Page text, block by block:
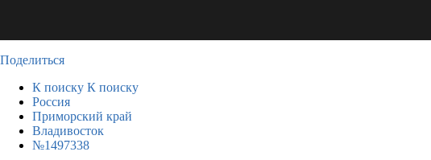
Поделиться
К поиску К поиску
Россия
Приморский край
Владивосток
№1497338